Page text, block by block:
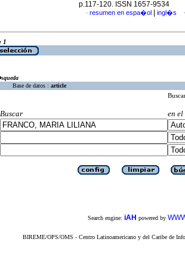
p.117-120. ISSN 1657-9534
· resumen en espa�ol ingl�s ·
1
Base de datos : article
Buscar
en el
Search engine: iAH powered by
BIREME/OPS/OMS - Centro Latinoamericano y del Caribe de